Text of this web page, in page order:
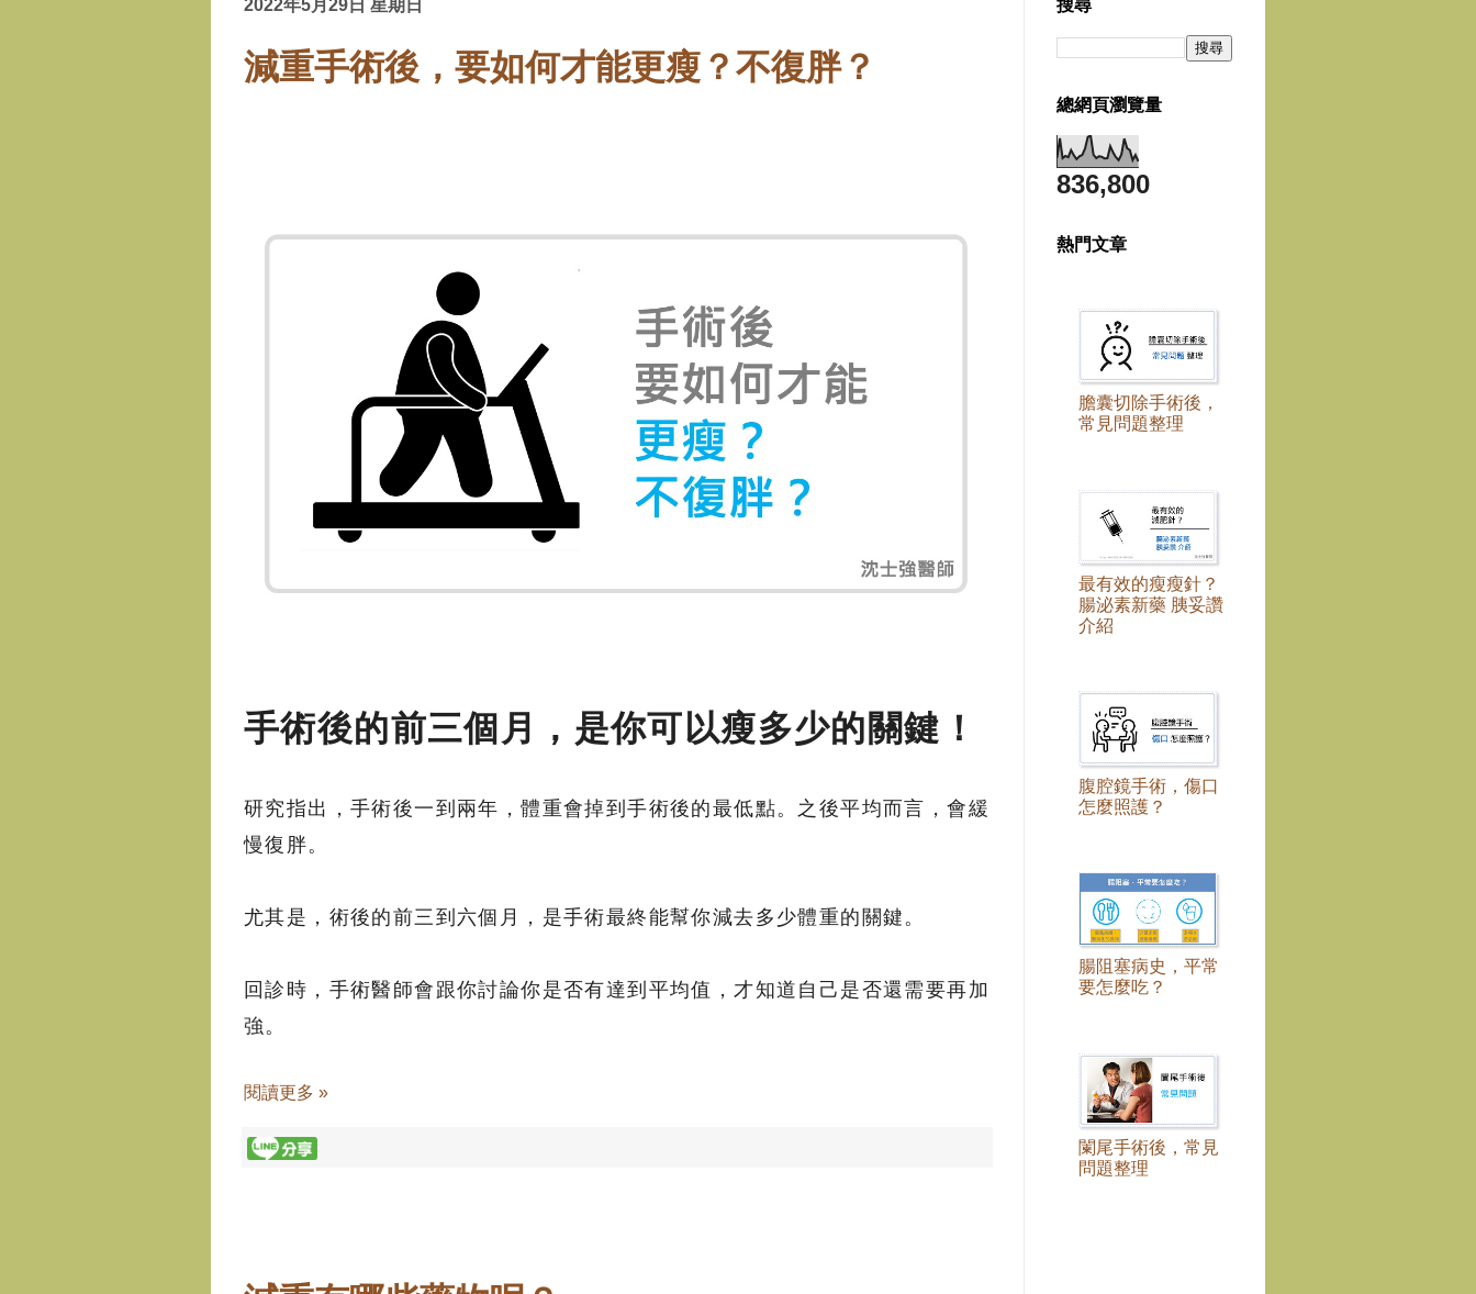
2022年5月29日 星期日
減重手術後，要如何才能更瘦？不復胖？
手術後的前三個月，是你可以瘦多少的關鍵！
研究指出，手術後一到兩年，體重會掉到手術後的最低點。之後平均而言，會緩
慢復胖。
尤其是，術後的前三到六個月，是手術最終能幫你減去多少體重的關鍵。
回診時，手術醫師會跟你討論你是否有達到平均值，才知道自己是否還需要再加
強。
閱讀更多 »
搜尋
總網頁瀏覽量
836,800
熱門文章
膽囊切除手術後，
常見問題整理
最有效的瘦瘦針？
腸泌素新藥 胰妥讚
介紹
腹腔鏡手術，傷口
怎麼照護？
腸阻塞病史，平常
要怎麼吃？
闌尾手術後，常見
問題整理